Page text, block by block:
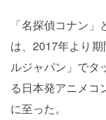
「名探偵コナン
は、2017年より
ルジャパン」でタ
る日本発アニメコ
に至った。